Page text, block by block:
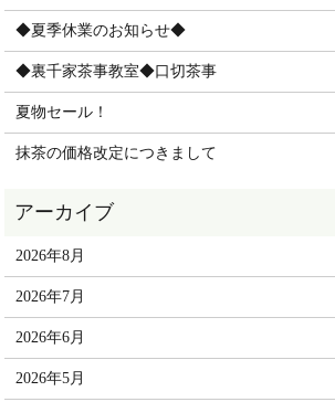
◆夏季休業のお知らせ◆
◆裏千家茶事教室◆口切茶事
夏物セール！
抹茶の価格改定につきまして
2026年8月
2026年7月
2026年6月
2026年5月